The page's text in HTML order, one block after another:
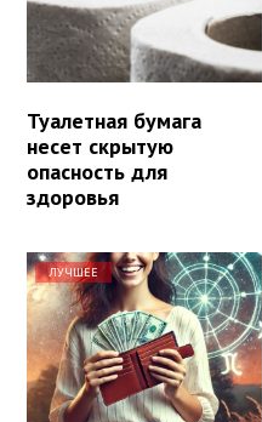
Туалетная бумага
несет скрытую
опасность для
здоровья
ЛУЧШЕЕ